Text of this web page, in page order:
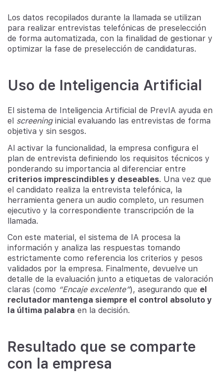
Los datos recopilados durante la llamada se utilizan
para realizar entrevistas telefónicas de preselección
de forma automatizada, con la finalidad de gestionar y
optimizar la fase de preselección de candidaturas.
Uso de Inteligencia Artificial
El sistema de Inteligencia Artificial de PrevIA ayuda en
el screeninginicial evaluando las entrevistas de forma
objetiva y sin sesgos.
Al activar la funcionalidad, la empresa configura el
plan de entrevista definiendo los requisitos técnicos y
ponderando su importancia al diferenciar entre
criterios imprescindibles y deseables. Una vez que
el candidato realiza la entrevista telefónica, la
herramienta genera un audio completo, un resumen
ejecutivo y la correspondiente transcripción de la
llamada.
Con este material, el sistema de IA procesa la
información y analiza las respuestas tomando
estrictamente como referencia los criterios y pesos
validados por la empresa. Finalmente, devuelve un
detalle de la evaluación junto a etiquetas de valoración
claras (como “Encaje excelente”), asegurando que el
reclutador mantenga siempre el control absoluto y
la última palabra en la decisión.
Resultado que se comparte
con la empresa